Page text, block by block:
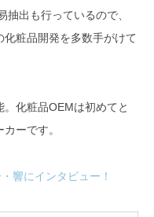
出も行っているので、
粧品開発を多数手がけて
化粧品OEMは初めてと
ーです。
響にインタビュー！